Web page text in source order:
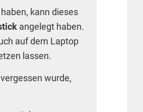
kann dieses
angelegt haben.
auf dem Laptop
lassen.
wurde,